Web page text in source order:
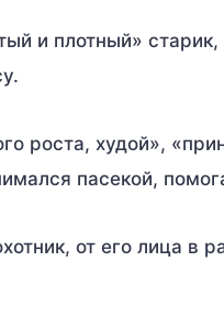
и плотный»
роста, худой»,
пасекой,
от его лица в